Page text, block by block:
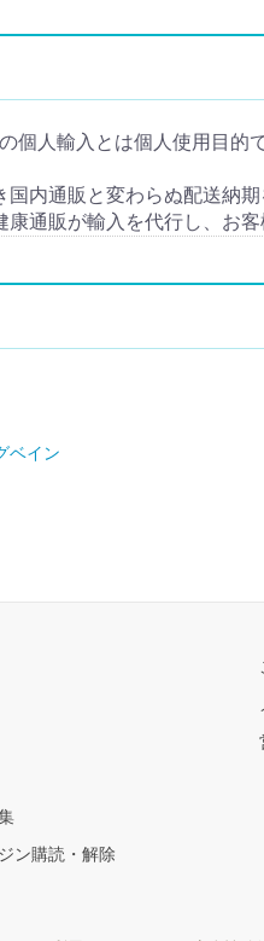
個人輸入とは個人使用目
内通販と変わらぬ配送納期
通販が輸入を代行し、お
ベイン
ン購読・解除